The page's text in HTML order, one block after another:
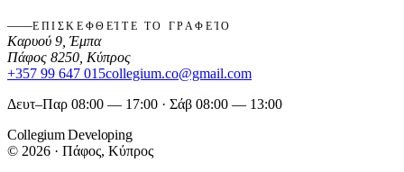
ΕΠΙΣΚΕΦΘΕΊΤΕ ΤΟ ΓΡΑΦΕΊΟ
Καρυού 9, Έμπα
Πάφος 8250, Κύπρος
+357 99 647 015collegium.co@gmail.com
Δευτ–Παρ 08:00 — 17:00 · Σάβ 08:00 — 13:00
Collegium Developing
© 2026 · Πάφος, Κύπρος